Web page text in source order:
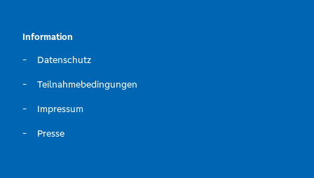
Information
Datenschutz
Teilnahmebedingungen
Impressum
Presse